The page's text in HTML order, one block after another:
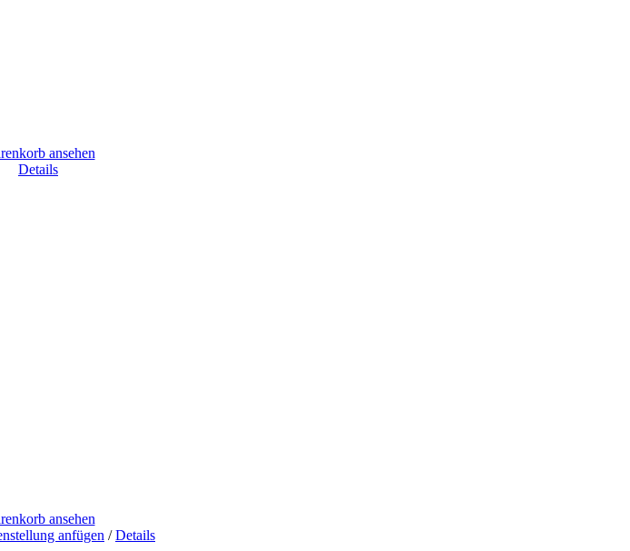
ansehen
Details
ansehen
anfügen / Details